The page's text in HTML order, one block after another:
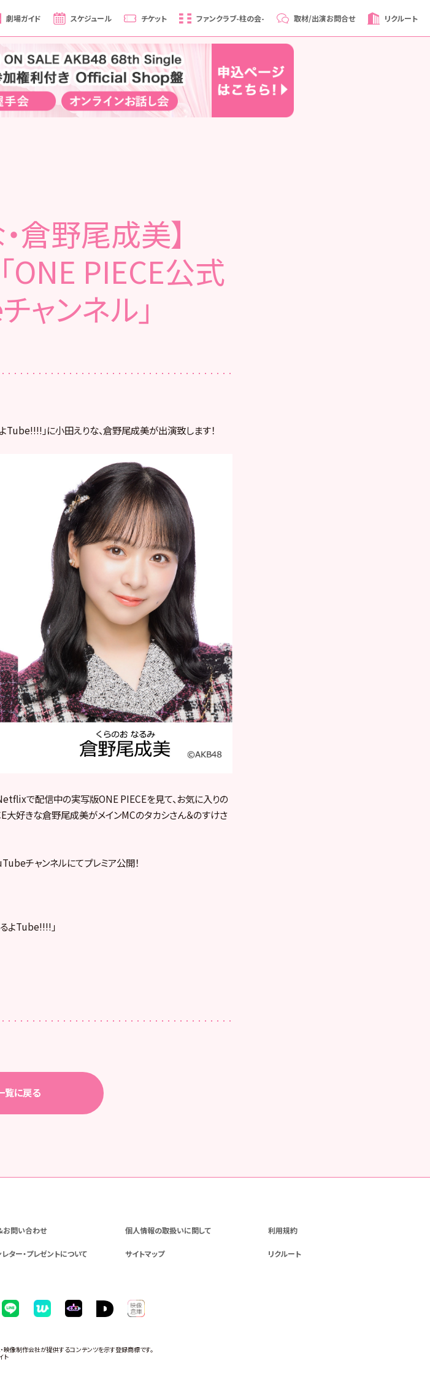
劇場ガイド スケジュール チケット ファンクラブ-柱の会- 取材/出演お問合せ リクルート
倉野尾成美】
ONE PIECE公式
ャンネル」
Tube!!!!」に小田えりな、倉野尾成美が出演致します！
で配信中の実写版ONE PIECEを見て、お気に入りの
大好きな倉野尾成美がメインMCのタカシさん＆のすけさ
チャンネルにてプレミア公開！
よTube!!!!」
覧に戻る
お問い合わせ 個人情報の取扱いに関して 利用規約
ター・プレゼントについて サイトマップ リクルート
映像制作会社が提供するコンテンツを示す登録商標です。
ト